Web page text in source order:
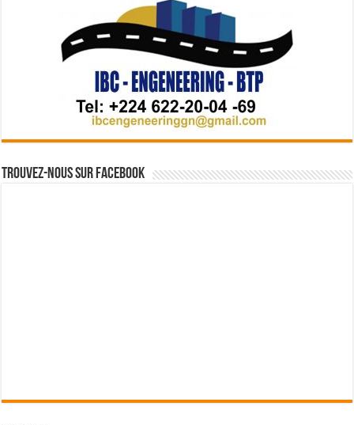
Trouvez-nous sur Facebook